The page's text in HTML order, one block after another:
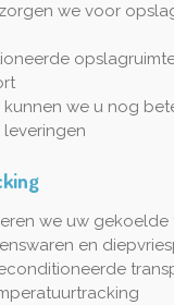
we voor
we u nog
leveringen
we uw gekoelde
en